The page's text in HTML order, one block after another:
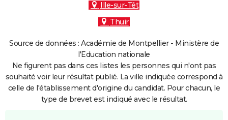
Ille-sur-Têt
Thuir
Source de données : Académie de Montpellier - Ministère de
l'Education nationale
Ne figurent pas dans ces listes les personnes qui n'ont pas
souhaité voir leur résultat publié. La ville indiquée correspond à
celle de l'établissement d'origine du candidat. Pour chacun, le
type de brevet est indiqué avec le résultat.